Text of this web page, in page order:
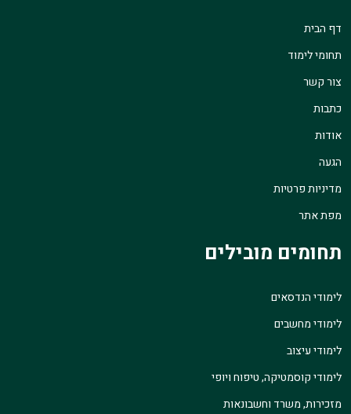
דף הבית
תחומי לימוד
צור קשר
כתבות
אודות
הגעה
מדיניות פרטיות
מפת אתר
תחומים מובילים
לימודי הנדסאים
לימודי מחשבים
לימודי עיצוב
לימודי קוסמטיקה, טיפוח ויופי
מזכירות, משרד וחשבונאות